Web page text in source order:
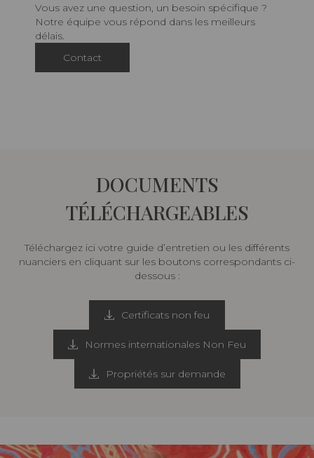
Vous avez une question, un besoin spécifique ?
Notre équipe vous répond dans les meilleurs
délais.
Contact
DOCUMENTS
TÉLÉCHARGEABLES
Téléchargez ici votre guide d’entretien ou les différents
nuanciers en cliquant sur les boutons correspondants ci-
dessous :
Certificats non feu
Normes internationales Non Feu
Propriétés sur demande